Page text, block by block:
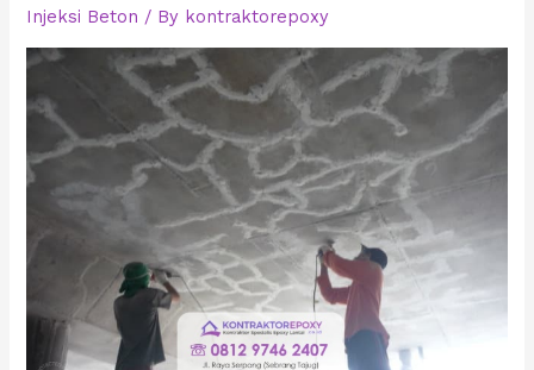
Injeksi Beton / By kontraktorepoxy